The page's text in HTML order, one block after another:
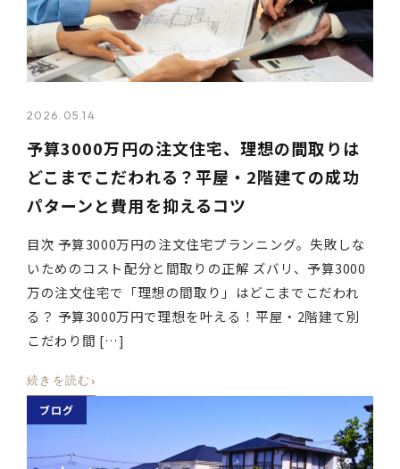
2026.05.14
予算3000万円の注文住宅、理想の間取りは
どこまでこだわれる？平屋・2階建ての成功
パターンと費用を抑えるコツ
目次 予算3000万円の注文住宅プランニング。失敗しな
いためのコスト配分と間取りの正解 ズバリ、予算3000
万の注文住宅で「理想の間取り」はどこまでこだわれ
る？ 予算3000万円で理想を叶える！平屋・2階建て別
こだわり間 […]
続きを読む ›
ブログ